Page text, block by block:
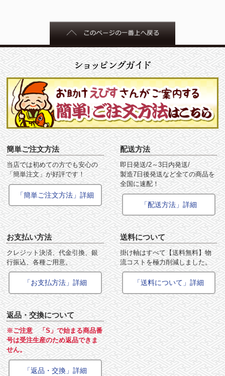
簡単ご注文方法
当店では初めての方でも安心の
「簡単注文」が好評です！
「簡単ご注文方法」詳細
配送方法
即日発送/2～3日内発送/
製造7日後発送など全ての商品を
全国に速配！
「配送方法」詳細
お支払い方法
クレジット決済、代金引換、銀
行振込、各種ご用意。
「お支払方法」詳細
送料について
掛け軸はすべて【送料無料】物
流コストを極力削減しました。
「送料について」詳細
返品・交換について
※ご注意 「S」で始まる商品番
号は受注生産のため返品できま
せん。
「返品・交換」詳細